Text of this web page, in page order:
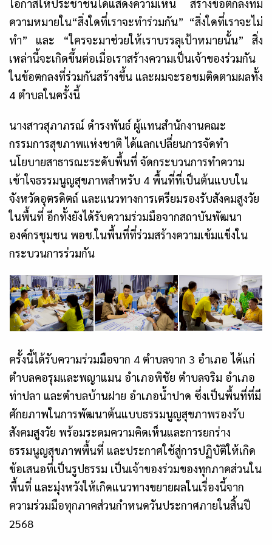
โอกาสให้ประชาชนได้แสดงความเห็น สร้างข้อตกลงที่มี
ความหมายใน“สิ่งใดที่เราจะทำร่วมกัน” “สิ่งใดที่เราจะไม่
ทำ” และ “ใครจะมาช่วยให้เราบรรลุเป้าหมายนั้น” สิ่ง
เหล่านี้จะเกิดขึ้นต่อเมื่อเราสร้างความเป็นเจ้าของร่วมกัน
ในข้อตกลงที่ร่วมกันสร้างขึ้น และผมจะรอชมติดตามผลทั้ง
4 ตำบลในครั้งนี้
นางสาวสุภาภรณ์ ดำรงพันธ์ ผู้แทนสำนักงานคณะ
กรรมการสุขภาพแห่งชาติ ได้แลกเปลี่ยนการจัดทำ
นโยบายสาธารณะระดับพื้นที่ จัดกระบวนการทำความ
เข้าใจธรรมนูญสุขภาพสำหรับ 4 พื้นที่ที่เป็นต้นแบบใน
จังหวัดอุตรดิตถ์ และแนวทางการเตรียมรองรับสังคมสูงวัย
ในพื้นที่ อีกทั้งยังได้รับความร่วมมือจากสถาบันพัฒนา
องค์กรชุมชน พอช.ในพื้นที่ที่ร่วมสร้างความเข้มแข็งใน
กระบวนการร่วมกัน
ครั้งนี้ได้รับความร่วมมือจาก 4 ตำบลจาก 3 อำเภอ ได้แก่
ตำบลคอรุมและพญาแมน อำเภอพิชัย ตำบลจริม อำเภอ
ท่าปลา และตำบลบ้านฝาย อำเภอน้ำปาด ซึ่งเป็นพื้นที่ที่มี
ศักยภาพในการพัฒนาต้นแบบธรรมนูญสุขภาพรองรับ
สังคมสูงวัย พร้อมระดมความคิดเห็นและการยกร่าง
ธรรมนูญสุขภาพพื้นที่ และประกาศใช้สู่การปฏิบัติให้เกิด
ข้อเสนอที่เป็นรูปธรรม เป็นเจ้าของร่วมของทุกภาคส่วนใน
พื้นที่ และมุ่งหวังให้เกิดแนวทางขยายผลในเรื่องนี้จาก
ความร่วมมือทุกภาคส่วนกำหนดวันประกาศภายในสิ้นปี
2568